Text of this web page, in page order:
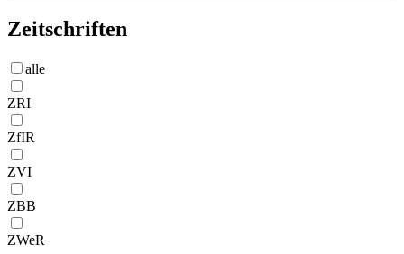
Zeitschriften
alle
ZRI
ZfIR
ZVI
ZBB
ZWeR